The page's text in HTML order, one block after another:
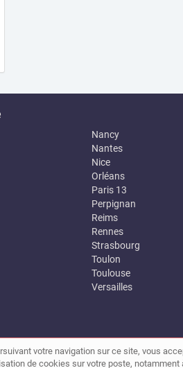
Nancy
Nantes
Nice
Orléans
Paris 13
Perpignan
Reims
Rennes
Strasbourg
Toulon
Toulouse
Versailles
|Contact
votre navigation sur ce site, vous
de cookies sur votre poste, notamment